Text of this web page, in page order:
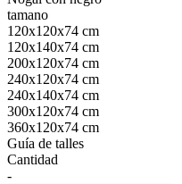
tamano
120x120x74 cm
120x140x74 cm
200x120x74 cm
240x120x74 cm
240x140x74 cm
300x120x74 cm
360x120x74 cm
Guía de talles
Cantidad
-